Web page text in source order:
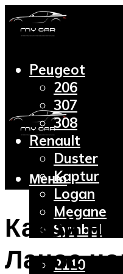
Peugeot
206
307
308
Renault
Duster
Kaptur
Logan
Megane
Symbol
2110
Меню
Какой
Ланос